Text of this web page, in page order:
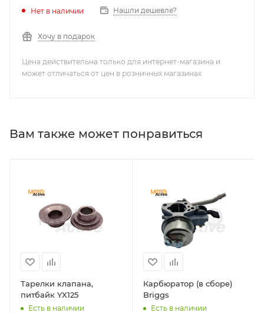
Нет в наличии Нашли дешевле?
Хочу в подарок
Цена действительна только для интернет-магазина и
может отличаться от цен в розничных магазинах
Вам также может понравиться
Тарелки клапана,
питбайк YX125
Есть в наличии
Карбюратор (в сборе)
Briggs
Есть в наличии